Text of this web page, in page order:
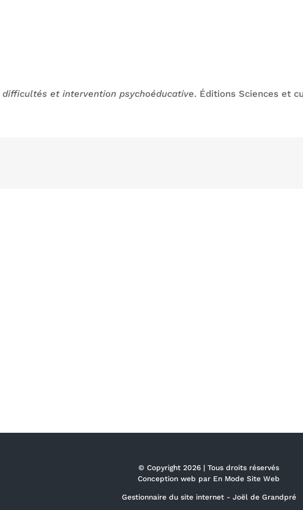
difficultés et intervention psychoéducative. Éditions Sciences et
© Copyright 2026 | Tous droits réservés
Conception web par En Mode Site Web
Gestionnaire du site internet - Joël de Grandpré